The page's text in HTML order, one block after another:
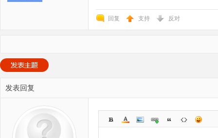
回复 支持 反对
发表回复